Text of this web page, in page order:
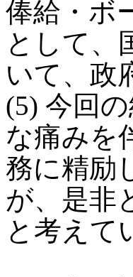
俸給・ボ
として、
いて、政
(5) 今回
な痛みを
務に精励
が、是非
と考えて